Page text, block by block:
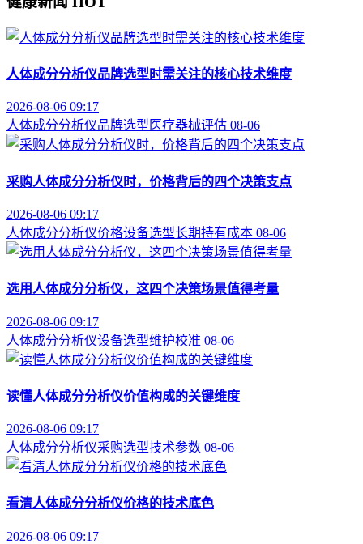
人体成分分析仪品牌选型时需关注的核心技术维度
2026-08-06 09:17
人体成分分析仪品牌选型 医疗器械评估 08-06
采购人体成分分析仪时，价格背后的四个决策支点
2026-08-06 09:17
人体成分分析仪价格设备选型长期持有成本 08-06
选用人体成分分析仪，这四个决策场景值得考量
2026-08-06 09:17
人体成分分析仪设备选型维护校准 08-06
读懂人体成分分析仪价值构成的关键维度
2026-08-06 09:17
人体成分分析仪采购选型技术参数 08-06
看清人体成分分析仪价格的技术底色
2026-08-06 09:17